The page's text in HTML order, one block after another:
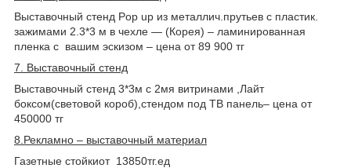
Выставочный стенд Рop up из металлич.прутьев c пластик.
зажимами 2.3*3 м в чехле ― (Корея) – ламинированная
пленка с вашим эскизом – цена от 89 900 тг
7. Выставочный стенд
Выставочный стенд 3*3м с 2мя витринами ,Лайт
боксом(световой короб),стендом под ТВ панель– цена от
450000 тг
8.Рекламно – выставочный материал
Газетные стойкиот 13850тг.ед